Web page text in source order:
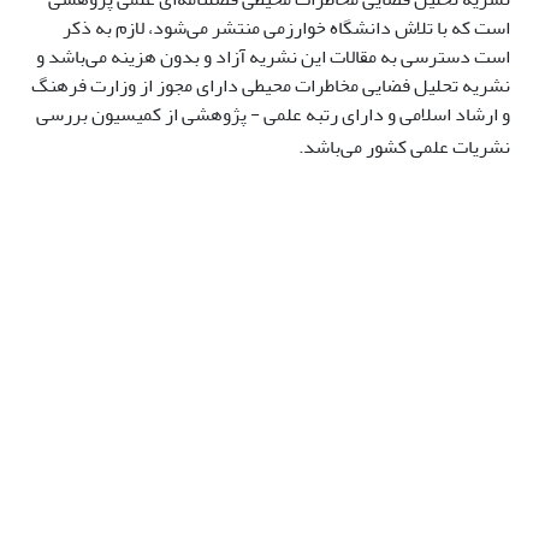
است که با تلاش دانشگاه خوارزمی منتشر می‌شود، لازم به ذکر
است دسترسی به مقالات این نشریه آزاد و بدون هزینه می‌باشد و
نشریه تحلیل فضایی مخاطرات محیطی دارای مجوز از وزارت فرهنگ
و ارشاد اسلامی و دارای رتبه علمی - پژوهشی از کمیسیون بررسی
نشریات علمی کشور می‌باشد.